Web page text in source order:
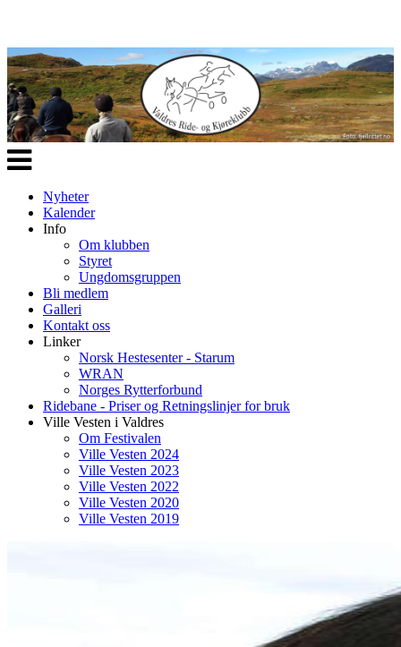
Veksle
navigasjon
Nyheter
Kalender
Info
Om klubben
Styret
Ungdomsgruppen
Bli medlem
Galleri
Kontakt oss
Linker
Norsk Hestesenter - Starum
WRAN
Norges Rytterforbund
Ridebane - Priser og Retningslinjer for bruk
Ville Vesten i Valdres
Om Festivalen
Ville Vesten 2024
Ville Vesten 2023
Ville Vesten 2022
Ville Vesten 2020
Ville Vesten 2019